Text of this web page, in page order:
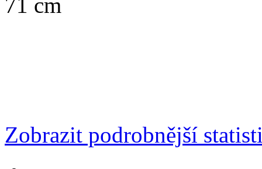
Zobrazit podrobnější